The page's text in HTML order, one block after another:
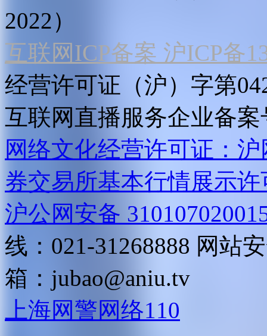
2022）
互联网ICP备案 沪ICP备
经营许可证（沪）字第
互联网直播服务企业备案
网络文化经营许可证：
券交易所基本行情展示许
沪公网安备
线：021-31268888 网站
箱： jubao@aniu.tv
上海网警网络110